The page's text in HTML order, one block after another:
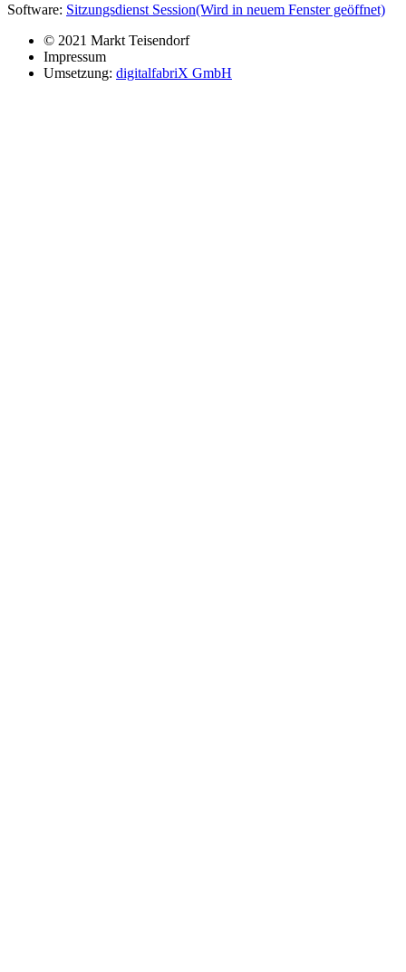
Software: Sitzungsdienst Session(Wird in neuem Fenster geöffnet)
© 2021 Markt Teisendorf
Impressum
Umsetzung: digitalfabriX GmbH